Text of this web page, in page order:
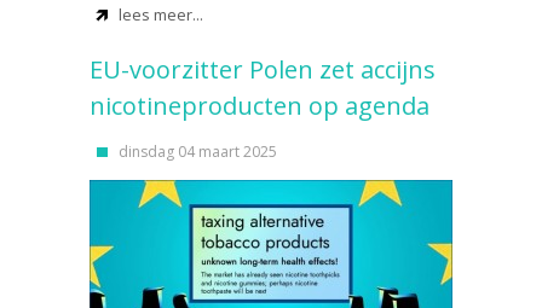
lees meer...
EU-voorzitter Polen zet accijns
nicotineproducten op agenda
dinsdag 04 maart 2025